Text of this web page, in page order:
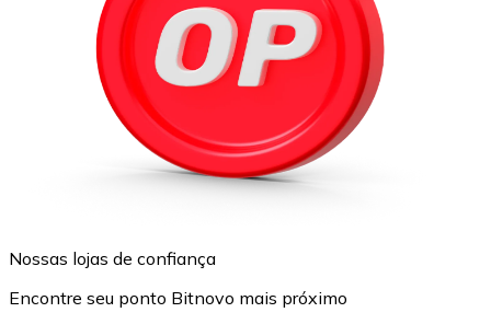
Nossas lojas de confiança
Encontre seu ponto Bitnovo mais próximo